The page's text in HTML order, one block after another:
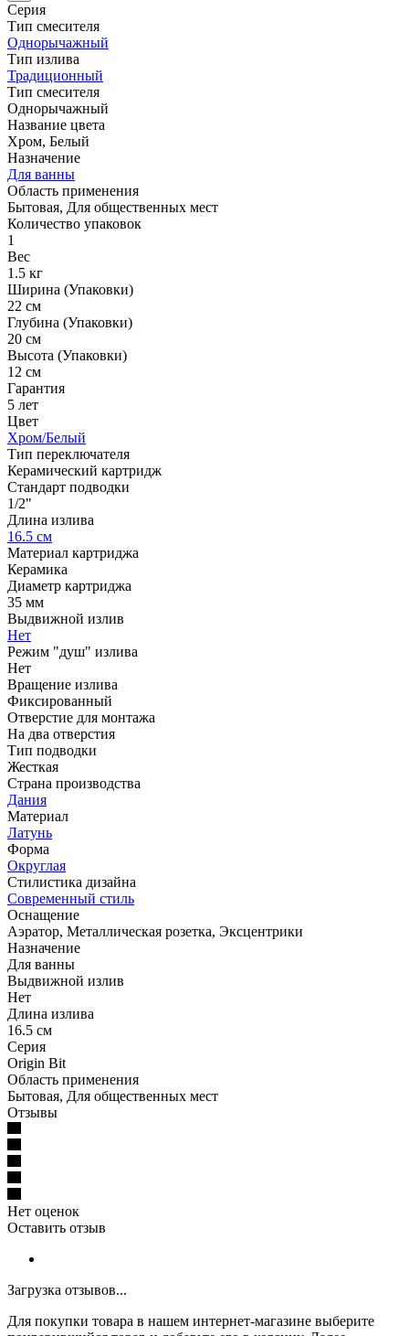
Серия
Тип смесителя
Однорычажный
Тип излива
Традиционный
Тип смесителя
Однорычажный
Название цвета
Хром, Белый
Назначение
Для ванны
Область применения
Бытовая, Для общественных мест
Количество упаковок
1
Вес
1.5 кг
Ширина (Упаковки)
22 см
Глубина (Упаковки)
20 см
Высота (Упаковки)
12 см
Гарантия
5 лет
Цвет
Хром/Белый
Тип переключателя
Керамический картридж
Стандарт подводки
1/2"
Длина излива
16.5 см
Материал картриджа
Керамика
Диаметр картриджа
35 мм
Выдвижной излив
Нет
Режим "душ" излива
Нет
Вращение излива
Фиксированный
Отверстие для монтажа
На два отверстия
Тип подводки
Жесткая
Страна производства
Дания
Материал
Латунь
Форма
Округлая
Стилистика дизайна
Современный стиль
Оснащение
Аэратор, Металлическая розетка, Эксцентрики
Назначение
Для ванны
Выдвижной излив
Нет
Длина излива
16.5 см
Серия
Origin Bit
Область применения
Бытовая, Для общественных мест
Отзывы
Нет оценок
Оставить отзыв
Загрузка отзывов...
Для покупки товара в нашем интернет-магазине выберите